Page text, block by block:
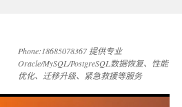
Phone:18685078367 提供专业
Oracle/MySQL/PostgreSQL数据恢复、性能
优化、迁移升级、紧急救援等服务